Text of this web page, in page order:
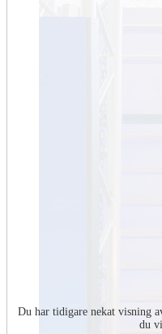
Du har tidigare nekat visning
du